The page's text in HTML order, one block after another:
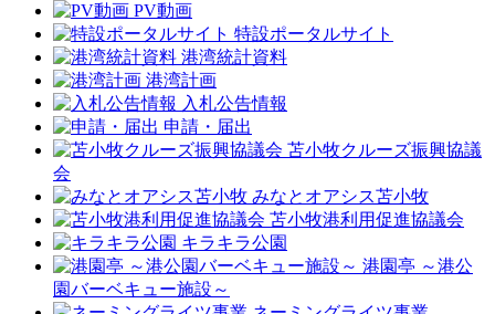
PV動画
特設ポータルサイト
港湾統計資料
港湾計画
入札公告情報
申請・届出
苫小牧クルーズ振興協議
会
みなとオアシス苫小牧
苫小牧港利用促進協議会
キラキラ公園
港園亭 ～港公
園バーベキュー施設～